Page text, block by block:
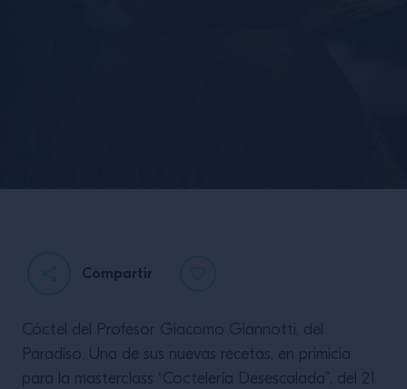
Campari On
Midnight
Compartir
Cóctel del Profesor Giacomo Giannotti, del
Paradiso. Una de sus nuevas recetas, en primicia
para la masterclass “Coctelería Desescalada”, del 21